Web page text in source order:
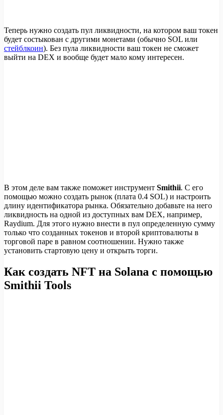
Теперь нужно создать пул ликвидности, на котором ваш токен
будет состыкован с другими монетами (обычно SOL или
стейблкоин). Без пула ликвидности ваш токен не сможет
выйти на DEX и вообще будет мало кому интересен.
В этом деле вам также поможет инструмент Smithii. С его
помощью можно создать рынок (плата 0.4 SOL) и настроить
длину идентификатора рынка. Обязательно добавьте на него
ликвидность на одной из доступных вам DEX, например,
Raydium. Для этого нужно внести в пул определенную сумму
только что созданных токенов и второй криптовалюты в
торговой паре в равном соотношении. Нужно также
установить стартовую цену и открыть торги.
Как создать NFT на Solana с помощью
Smithii Tools